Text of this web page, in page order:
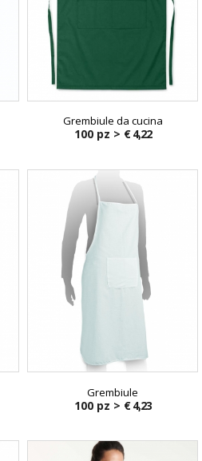
Grembiule da cucina
100 pz > € 4,22
Grembiule
100 pz > € 4,23